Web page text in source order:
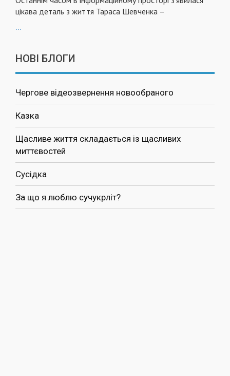
цікава деталь з життя Тараса Шевченка –
НОВІ БЛОГИ
Чергове відеозвернення новообраного
Казка
Щасливе життя складається із щасливих
миттєвостей
Сусідка
За що я люблю сучукрліт?